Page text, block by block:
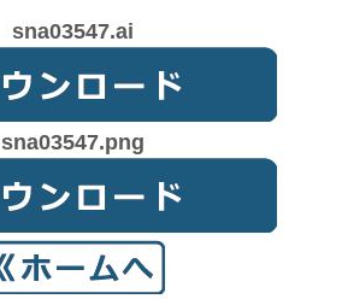
sna03547.ai
sna03547.png